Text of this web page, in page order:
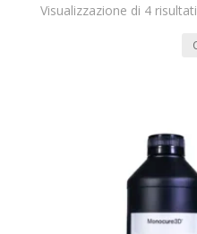
Visualizzazione di 4 risultati